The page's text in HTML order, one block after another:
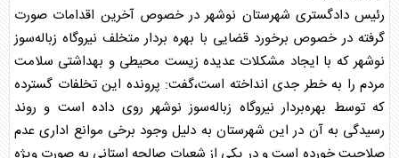
رئیس دادگستری شهرستان نوشهر در خصوص آخرین اقدامات صورت
گرفته در خصوص برخورد قضایی با بهره بردار متخلف نیروگاه زباله‌سوز
نوشهر که با ایجاد مشکلات عدیده زیست محیطی و بهداشتی سلامت
مردم را به خطر جدی انداخته است،گفت: پرونده این تخلفات گسترده
که توسط بهره‌بردار نیروگاه زباله‌سوز نوشهر روی داده است و روند
رسیدگی به آن در این شهرستان به دلیل وجود برخی موانع اداری عدم